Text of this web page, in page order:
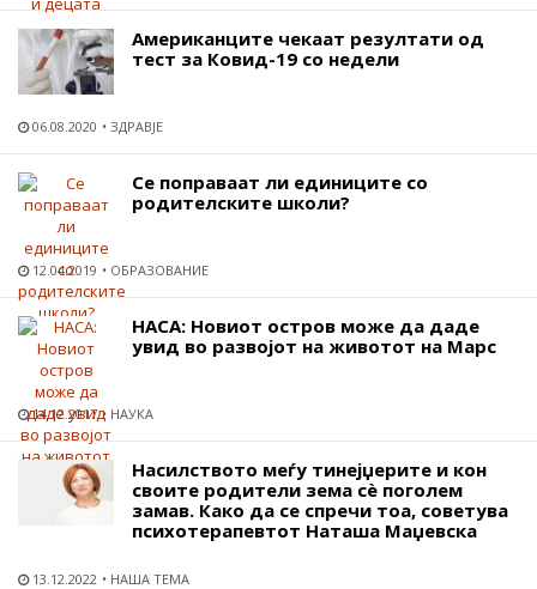
Американците чекаат резултати од
тест за Ковид-19 со недели
06.08.2020 ЗДРАВЈЕ
Се поправаат ли единиците со
родителските школи?
12.04.2019 ОБРАЗОВАНИЕ
НАСА: Новиот остров може да даде
увид во развојот на животот на Марс
14.12.2017 НАУКА
Насилството меѓу тинејџерите и кон
своите родители зема сѐ поголем
замав. Како да се спречи тоа, советува
психотерапевтот Наташа Маџевска
13.12.2022 НАША ТЕМА